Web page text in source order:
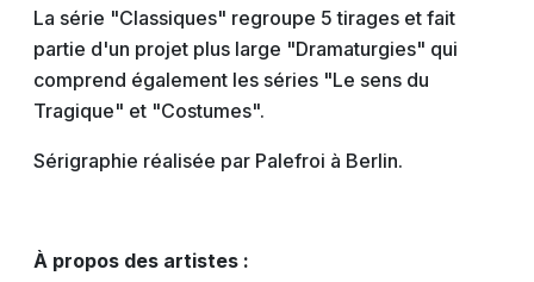
La série "Classiques" regroupe 5 tirages et fait
partie d'un projet plus large "Dramaturgies" qui
comprend également les séries "Le sens du
Tragique" et "Costumes".
Sérigraphie réalisée par Palefroi à Berlin.
À propos des artistes :